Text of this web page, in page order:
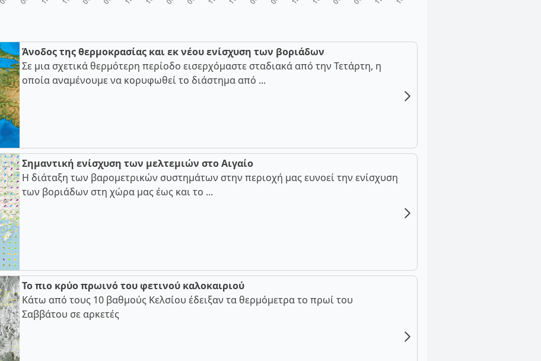
Άνοδος της θερμοκρασίας και εκ νέου ενίσχυση των βοριάδων
Σε μια σχετικά θερμότερη περίοδο εισερχόμαστε σταδιακά από την Τετάρτη, η
οποία αναμένουμε να κορυφωθεί το διάστημα από ...
Σημαντική ενίσχυση των μελτεμιών στο Αιγαίο
Η διάταξη των βαρομετρικών συστημάτων στην περιοχή μας ευνοεί την ενίσχυση
των βοριάδων στη χώρα μας έως και το ...
Το πιο κρύο πρωινό του φετινού καλοκαιριού
Κάτω από τους 10 βαθμούς Κελσίου έδειξαν τα θερμόμετρα το πρωί του
Σαββάτου σε αρκετές